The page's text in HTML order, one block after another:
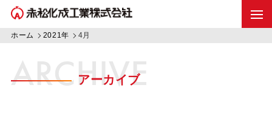
ホーム 2021年 4月
ARCHIVE
アーカイブ